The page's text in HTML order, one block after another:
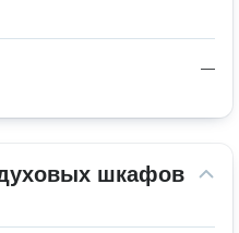
—
шкафов